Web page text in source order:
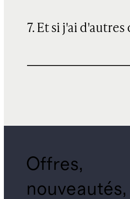
7. Et si j'ai d'autres
Offres,
nouveautés,